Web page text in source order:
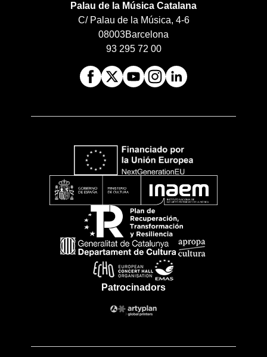
Palau de la Música Catalana
C/ Palau de la Música, 4-6
08003Barcelona
93 295 72 00
Patrocinadors